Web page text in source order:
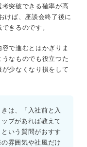
突破できる確率が高
けば、座談会終了後に
きるのです。
で進むとはかぎりま
なものでも役立つた
少なくなり損をして
は、「入社前と入
プがあれば教えて
いう質問がおすす
雰囲気や社風だけ